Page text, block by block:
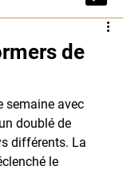
de
semaine avec
doublé de
différents. La
le